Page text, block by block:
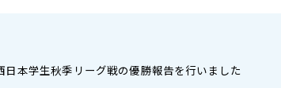
日本学生秋季リーグ戦の優勝報告を行いました